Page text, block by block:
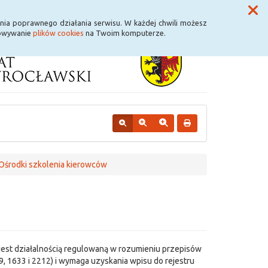
poprawnego działania serwisu. W każdej chwili możesz
plików cookies na Twoim komputerze.
szkolenia kierowców
działalnością regulowaną w rozumieniu przepisów
1633 i 2212) i wymaga uzyskania wpisu do rejestru